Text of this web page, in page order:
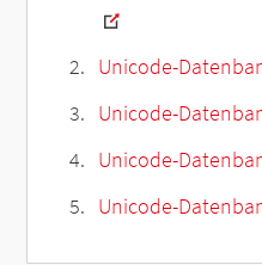
Unicode-
Unicode-
Unicode-
Unicode-